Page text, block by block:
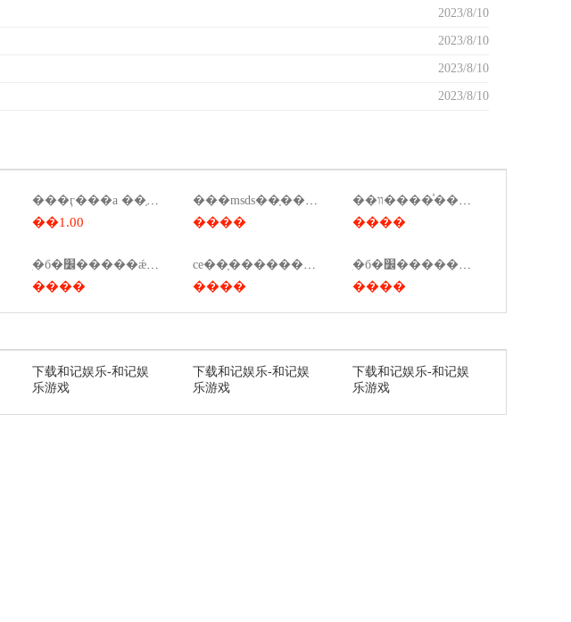
2023/8/10
2023/8/10
2023/8/10
2023/8/10
���ӷ���a ��֤��ô��
��1.00
���msds��֤��﮵��msds��֤��
����
��װ����ͯ����֤������������
����
ִ�б�׼�����ǽ�֤���ǽ�֤�ź�ִ�б�׼��
����
ce��֤�����������ƴ�����ce��֤���õķ���˵����
����
ִ�б�׼��������ô�飨ִ�б�׼��������ô�鲻����
����
下载和记娱乐-和记娱
乐游戏
下载和记娱乐-和记娱
乐游戏
下载和记娱乐-和记娱
乐游戏